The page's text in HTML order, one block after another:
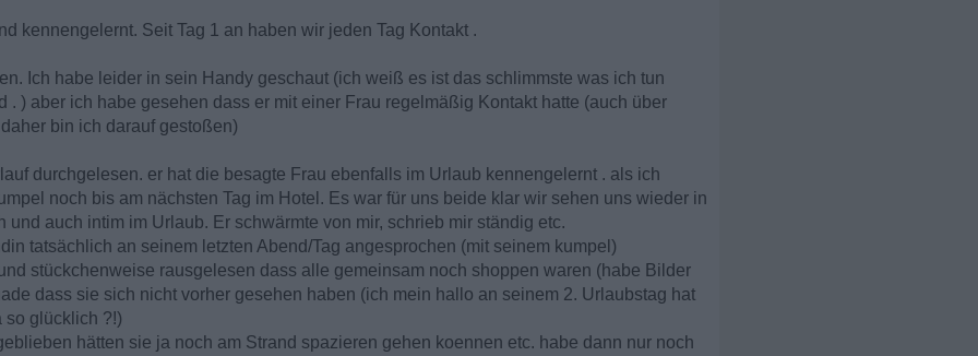
kennengelernt. Seit Tag 1 an haben wir jeden Tag Kontakt .
Ich habe leider in sein Handy geschaut (ich weiß es ist das schlimmste was ich tun
. ) aber ich habe gesehen dass er mit einer Frau regelmäßig Kontakt hatte (auch über
bin ich darauf gestoßen)
durchgelesen. er hat die besagte Frau ebenfalls im Urlaub kennengelernt . als ich
noch bis am nächsten Tag im Hotel. Es war für uns beide klar wir sehen uns wieder in
und auch intim im Urlaub. Er schwärmte von mir, schrieb mir ständig etc.
tatsächlich an seinem letzten Abend/Tag angesprochen (mit seinem kumpel)
stückchenweise rausgelesen dass alle gemeinsam noch shoppen waren (habe Bilder
dass sie sich nicht vorher gesehen haben (ich mein hallo an seinem 2. Urlaubstag hat
so glücklich ?!)
hätten sie ja noch am Strand spazieren gehen koennen etc. habe dann nur noch